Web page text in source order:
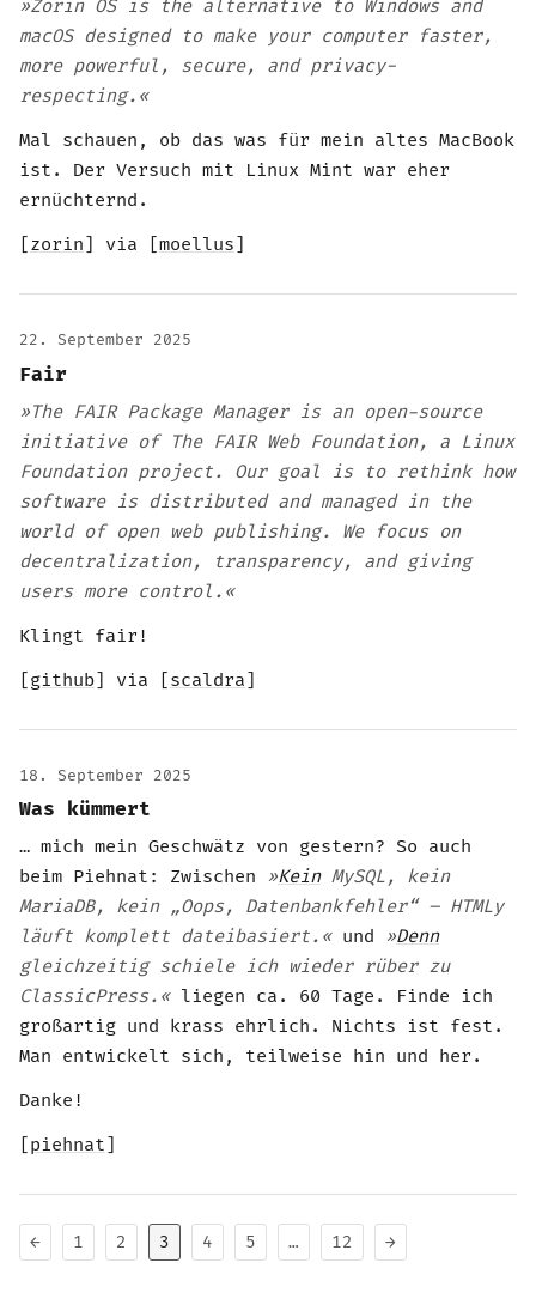
»Zorin OS is the alternative to Windows and
macOS designed to make your computer faster,
more powerful, secure, and privacy-
respecting.«
Mal schauen, ob das was für mein altes MacBook
ist. Der Versuch mit Linux Mint war eher
ernüchternd.
zorin ] via [ moellus
22. September 2025
Fair
»The FAIR Package Manager is an open-source
initiative of The FAIR Web Foundation, a Linux
Foundation project. Our goal is to rethink how
software is distributed and managed in the
world of open web publishing. We focus on
decentralization, transparency, and giving
users more control.«
Klingt fair!
[github] via [scaldra]
18. September 2025
Was kümmert
… mich mein Geschwätz von gestern? So auch
beim Piehnat: Zwischen »KeinMySQL, kein
MariaDB, kein „Oops, Datenbankfehler“ – HTMLy
läuft komplett dateibasiert.«und »Denn
gleichzeitig schiele ich wieder rüber zu
ClassicPress.«liegen ca. 60 Tage. Finde ich
großartig und krass ehrlich. Nichts ist fest.
Man entwickelt sich, teilweise hin und her.
Danke!
[piehnat]
← 1 2 3 4 5 … 12 →